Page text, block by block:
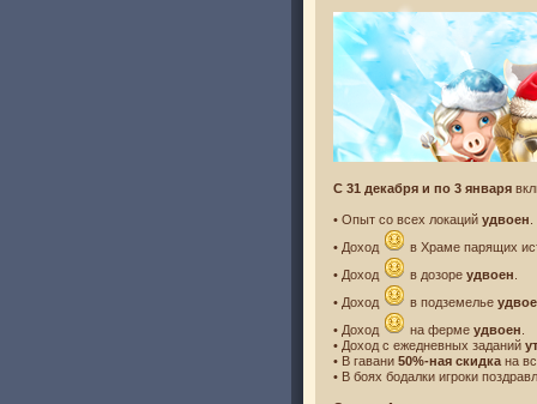
С 31 декабря и по 3 января
• Опыт со всех локаций удвоен
• Доход
в Храме парящих
• Доход
в дозоре удвоен
• Доход
в подземелье
• Доход
на ферме удвоен
• Доход с ежедневных заданий
• В гавани 50%-ная скидка на
• В боях бодалки игроки